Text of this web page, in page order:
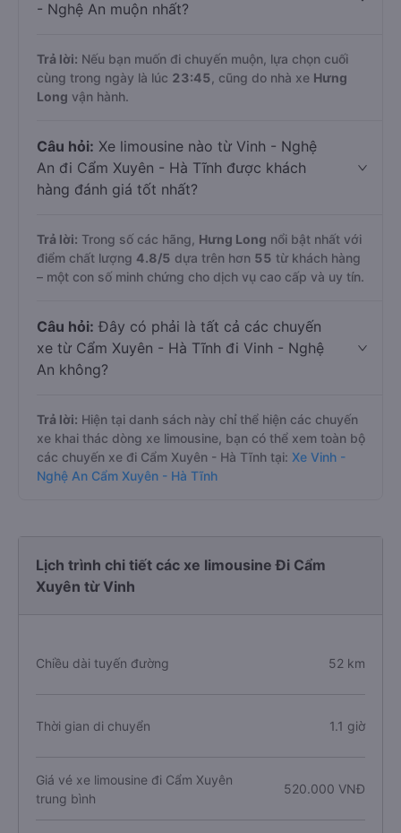
- Nghệ An muộn nhất?
Trả lời: Nếu bạn muốn đi chuyến muộn, lựa chọn cuối
cùng trong ngày là lúc 23:45 , cũng do nhà xe Hưng
Long vận hành.
Câu hỏi: Xe limousine nào từ Vinh - Nghệ
An đi Cẩm Xuyên - Hà Tĩnh được khách
hàng đánh giá tốt nhất?
Trả lời: Trong số các hãng, Hưng Long nổi bật nhất với
điểm chất lượng 4.8/5 dựa trên hơn 55 từ khách hàng
– một con số minh chứng cho dịch vụ cao cấp và uy tín.
Câu hỏi: Đây có phải là tất cả các chuyến
xe từ Cẩm Xuyên - Hà Tĩnh đi Vinh - Nghệ
An không?
Trả lời: Hiện tại danh sách này chỉ thể hiện các chuyến
xe khai thác dòng xe limousine, bạn có thể xem toàn bộ
các chuyến xe đi Cẩm Xuyên - Hà Tĩnh tại: Xe Vinh -
Nghệ An Cẩm Xuyên - Hà Tĩnh
Lịch trình chi tiết các xe limousine Đi Cẩm
Xuyên từ Vinh
Chiều dài tuyến đường 52 km
Thời gian di chuyển 1.1 giờ
Giá vé xe limousine đi Cẩm Xuyên
trung bình
520.000 VNĐ